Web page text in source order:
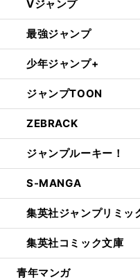
Vジャンプ
最強ジャンプ
少年ジャンプ+
ジャンプTOON
ZEBRACK
ジャンプルーキー！
S-MANGA
集英社ジャンプリミッ
集英社コミック文庫
青年マンガ